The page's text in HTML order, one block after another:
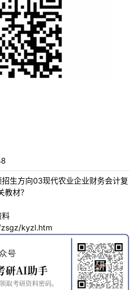
生方向03现代农业企业财务会计复
材？
料
kyzl.htm